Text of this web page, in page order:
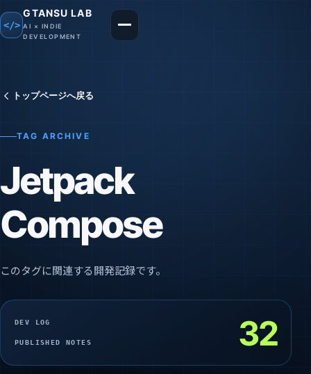
</>
GTANSU LAB
AI × INDIE
DEVELOPMENT
トップページへ戻る
TAG ARCHIVE
Jetpack
Compose
このタグに関連する開発記録です。
DEV LOG 32
PUBLISHED NOTES